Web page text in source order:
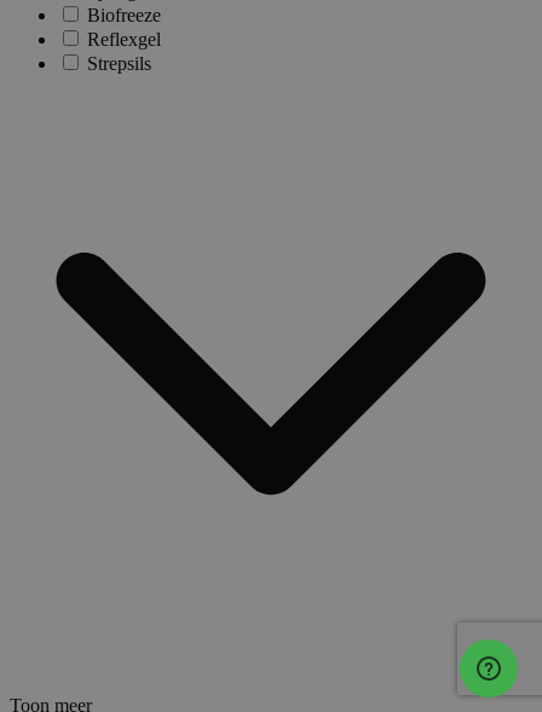
Biofreeze
Reflexgel
Strepsils
Toon meer